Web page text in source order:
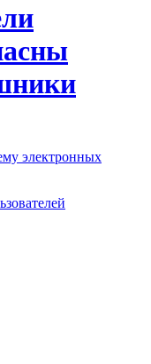
электронных